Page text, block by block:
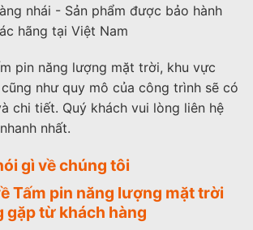
nhái - Sản phẩm được bảo hành
hãng tại Việt Nam
pin năng lượng mặt trời, khu vực
như quy mô của công trình sẽ có
chi tiết. Quý khách vui lòng liên hệ
nhất.
gì về chúng tôi
Tấm pin năng lượng mặt trời
gặp từ khách hàng